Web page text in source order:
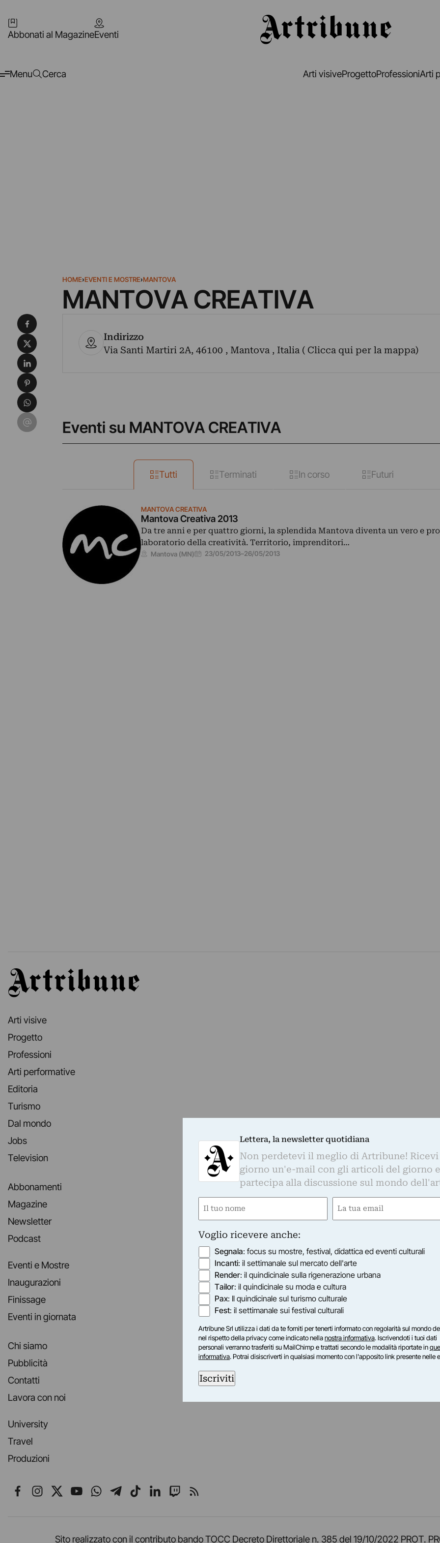
Abbonati al MagazineEventi
Menu Cerca Arti visiveProgettoProfessioniArti
HOME›EVENTI E MOSTRE›MANTOVA
MANTOVA CREATIVA
Indirizzo
Via Santi Martiri 2A, 46100 , Mantova , Italia ( Clicca qui per la mappa)
Eventi su MANTOVA CREATIVA
Tutti Terminati In corso Futuri
MANTOVA CREATIVA
Mantova Creativa 2013
Da tre anni e per quattro giorni, la splendida Mantova diventa un vero e
laboratorio della creatività. Territorio, imprenditori…
Mantova (MN) 23/05/2013–26/05/2013
Condividi su Facebook
Condividi su X
Condividi su LinkedIn
Condividi su Pinterest
Condividi su WhatsApp
Condividi su Email
Artribune
Arti visive
Progetto
Professioni
Arti performative
Editoria
Turismo
Dal mondo
Jobs
Television
Abbonamenti
Magazine
Newsletter
Podcast
Eventi e Mostre
Inaugurazioni
Finissage
Eventi in giornata
Chi siamo
Pubblicità
Contatti
Lavora con noi
University
Travel
Produzioni
Seguici su Facebook
Seguici su Instagram
Seguici su X
Seguici su YouTube
Seguici su WhatsApp
Seguici su Telegram
Seguici su TikTok
Seguici su LinkedIn
Seguici su Twitch
Seguici su Rss
Sito realizzato con il contributo bando TOCC Decreto Direttoriale n. 385 del 19/10/2022 PROT.
Lettera, la newsletter quotidiana
Non perdetevi il meglio di Artribune! Ricevi
giorno un'e-mail con gli articoli del giorno e
partecipa alla discussione sul mondo
Nome
Email
Voglio ricevere anche:
Segnala: focus su mostre, festival, didattica ed eventi culturali
Incanti: il settimanale sul mercato dell'arte
Render: il quindicinale sulla rigenerazione urbana
Tailor: il quindicinale su moda e cultura
Pax: Il quindicinale sul turismo culturale
Fest: il settimanale sui festival culturali
Artribune Srl utilizza i dati da te forniti per tenerti informato con regolarità sul mondo
nel rispetto della privacy come indicato nellanostra informativa. Iscrivendoti i tuoi dati
personali verranno trasferiti su MailChimp e trattati secondo le modalità riportate in
informativa. Potrai disiscriverti in qualsiasi momento con l'apposito link presente nelle
Iscriviti